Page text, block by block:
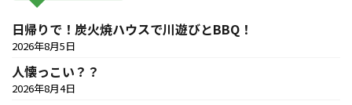
日帰りで！炭火焼ハウスで川遊びとBBQ！
2026年8月5日
人懐っこい？？
2026年8月4日